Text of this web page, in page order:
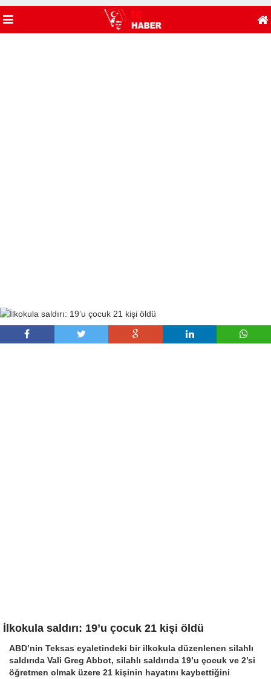
İlkokula saldırı: 19’u çocuk 21 kişi öldü
ABD’nin Teksas eyaletindeki bir ilkokula düzenlenen silahlı
saldırıda Vali Greg Abbot, silahlı saldırıda 19’u çocuk ve 2’si
öğretmen olmak üzere 21 kişinin hayatını kaybettiğini